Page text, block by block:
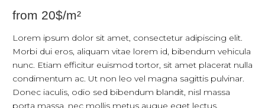
from 20$/m²
Lorem ipsum dolor sit amet, consectetur adipiscing elit.
Morbi dui eros, aliquam vitae lorem id, bibendum vehicula
nunc. Etiam efficitur euismod tortor, sit amet placerat nulla
condimentum ac. Ut non leo vel magna sagittis pulvinar.
Donec iaculis, odio sed bibendum blandit, nisl massa
porta massa, nec mollis metus augue eget lectus.